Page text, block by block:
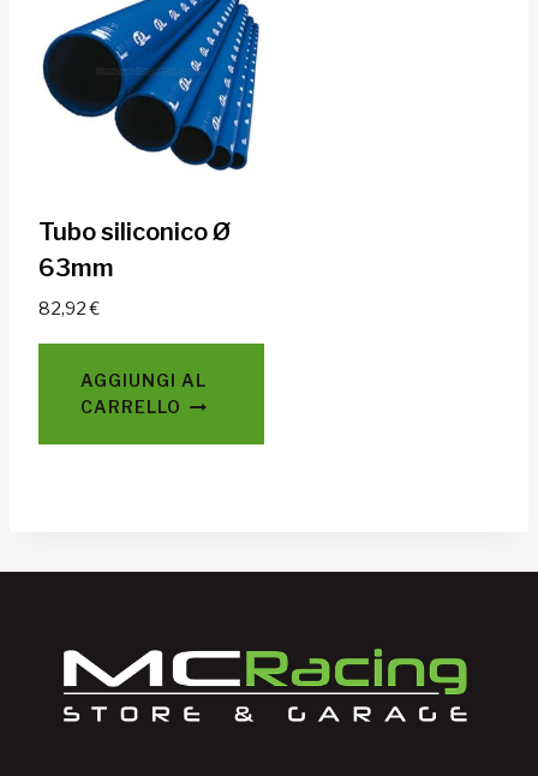
Tubo siliconico Ø
63mm
82,92€
AGGIUNGI AL
CARRELLO